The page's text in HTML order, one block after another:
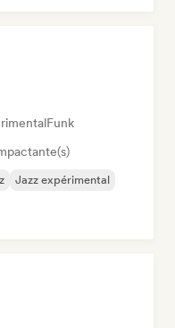
Funk
Jazz expérimental